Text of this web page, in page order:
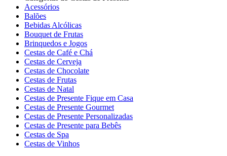
Acessórios
Balões
Bebidas Alcólicas
Bouquet de Frutas
Brinquedos e Jogos
Cestas de Café e Chá
Cestas de Cerveja
Cestas de Chocolate
Cestas de Frutas
Cestas de Natal
Cestas de Presente Fique em Casa
Cestas de Presente Gourmet
Cestas de Presente Personalizadas
Cestas de Presente para Bebês
Cestas de Spa
Cestas de Vinhos